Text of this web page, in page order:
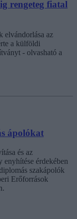
rengeteg fiatal
elvándorlása az
a külföldi
- olvasható a
ápolókat
és az
enyhítése érdekében
szakápolók
Erőforrások